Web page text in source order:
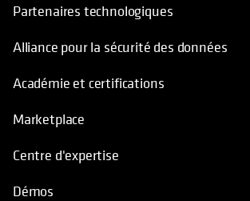
Partenaires technologiques
Alliance pour la sécurité des données
Académie et certifications
Marketplace
Centre d'expertise
Démos